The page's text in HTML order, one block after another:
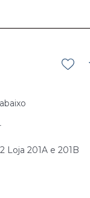
Loja 201A e 201B